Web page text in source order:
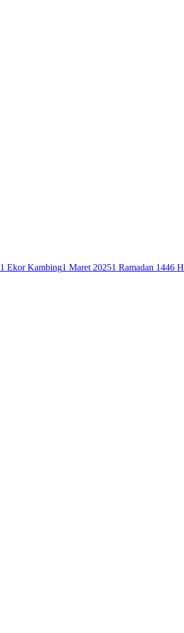
1 Ekor Kambing1 Maret 20251 Ramadan 1446 H